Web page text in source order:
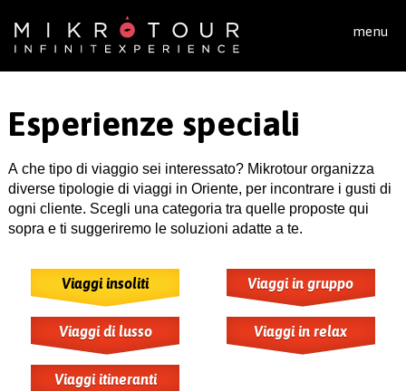
menu
Esperienze speciali
A che tipo di viaggio sei interessato? Mikrotour organizza
diverse tipologie di viaggi in Oriente, per incontrare i gusti di
ogni cliente. Scegli una categoria tra quelle proposte qui
sopra e ti suggeriremo le soluzioni adatte a te.
Viaggi insoliti Viaggi in gruppo
Viaggi di lusso Viaggi in relax
Viaggi itineranti